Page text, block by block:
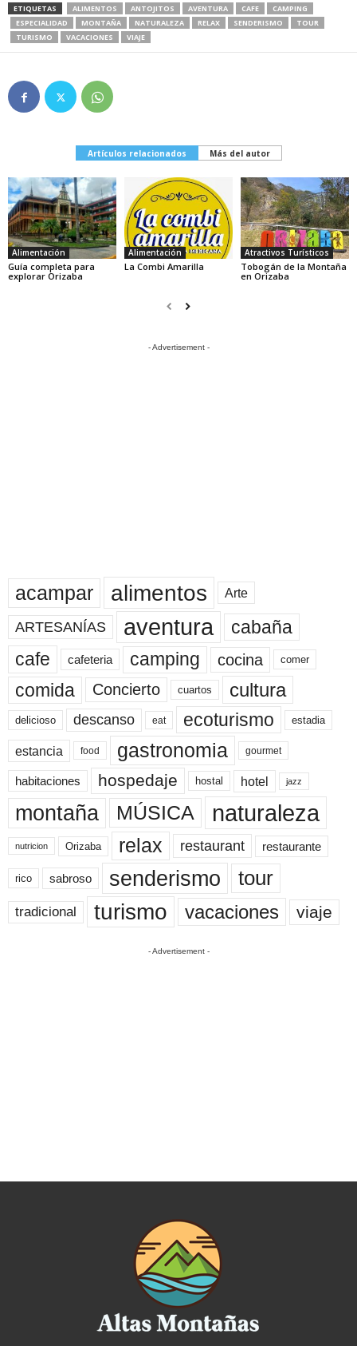
ETIQUETAS ALIMENTOS ANTOJITOS AVENTURA CAFE
CAMPING
ESPECIALIDAD
MONTAÑA NATURALEZA RELAX SENDERISMO
TOUR
TURISMO
VACACIONES VIAJE
Artículos relacionados Más del autor
Alimentación
Guía completa para
explorar Orizaba
Alimentación
La Combi Amarilla
Atractivos Turísticos
Tobogán de la Montaña
en Orizaba
- Advertisement -
acampar alimentos Arte
ARTESANÍAS aventura
cabaña
cafe
cafeteria camping cocina comer
comida Concierto cuartos cultura
delicioso descanso eat ecoturismo estadia
estancia food gastronomia gourmet
habitaciones hospedaje hostal hotel jazz
montaña MÚSICA naturaleza
nutricion Orizaba relax restaurant restaurante
rico sabroso senderismo tour
tradicional turismo vacaciones viaje
- Advertisement -